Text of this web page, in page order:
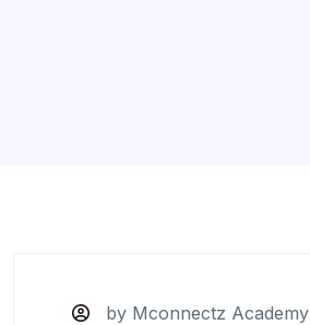
by Mconnectz Academy